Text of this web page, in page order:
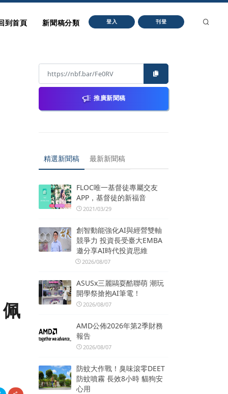
到首頁 新聞稿分類 登入 刊登
推廣新聞稿
精選新聞稿 最新新聞稿
FLOC唯一基督徒專屬交友
APP，基督徒的新福音
2021/03/29
創智動能強化AI與經營雙軸
競爭力 投資長受臺大EMBA
邀分享AI時代投資思維
2026/08/07
ASUSx三麗鷗耍酷聯萌 潮玩
開學祭搶抱AI筆電！
2026/08/07
AMD公佈2026年第2季財務
報告
2026/08/07
防蚊大作戰！臭味滾零DEET
防蚊噴霧 長效8小時 貓狗安
心用